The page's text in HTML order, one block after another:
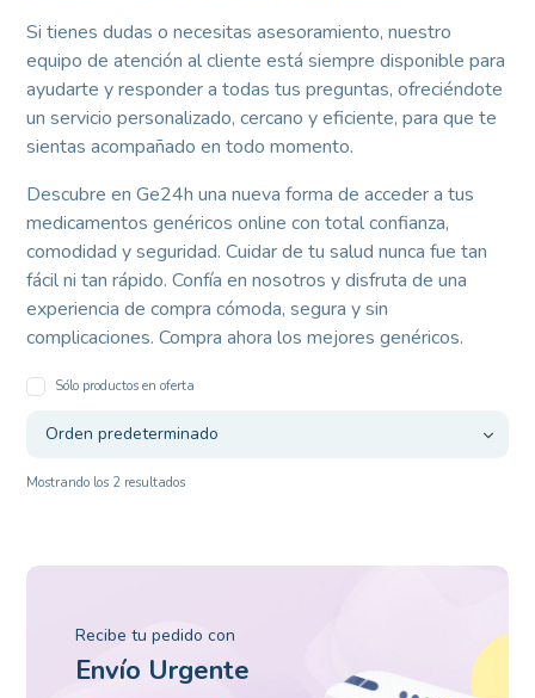
Si tienes dudas o necesitas asesoramiento, nuestro
equipo de atención al cliente está siempre disponible para
ayudarte y responder a todas tus preguntas, ofreciéndote
un servicio personalizado, cercano y eficiente, para que te
sientas acompañado en todo momento.
Descubre en Ge24h una nueva forma de acceder a tus
medicamentos genéricos online con total confianza,
comodidad y seguridad. Cuidar de tu salud nunca fue tan
fácil ni tan rápido. Confía en nosotros y disfruta de una
experiencia de compra cómoda, segura y sin
complicaciones. Compra ahora los mejores genéricos.
Sólo productos en oferta
Mostrando los 2 resultados
Recibe tu pedido con
Envío Urgente